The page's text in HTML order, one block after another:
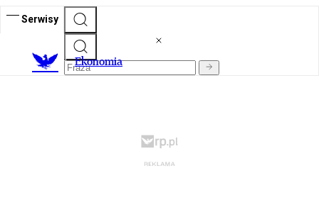
Serwisy
Ekonomia